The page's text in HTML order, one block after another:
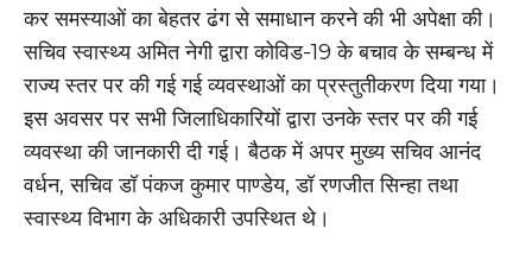
कर समस्याओं का बेहतर ढंग से समाधान करने की भी अपेक्षा की।
सचिव स्वास्थ्य अमित नेगी द्वारा कोविड-19 के बचाव के सम्बन्ध में
राज्य स्तर पर की गई गई व्यवस्थाओं का प्रस्तुतीकरण दिया गया।
इस अवसर पर सभी जिलाधिकारियों द्वारा उनके स्तर पर की गई
व्यवस्था की जानकारी दी गई। बैठक में अपर मुख्य सचिव आनंद
वर्धन, सचिव डॉ पंकज कुमार पाण्डेय, डॉ रणजीत सिन्हा तथा
स्वास्थ्य विभाग के अधिकारी उपस्थित थे।